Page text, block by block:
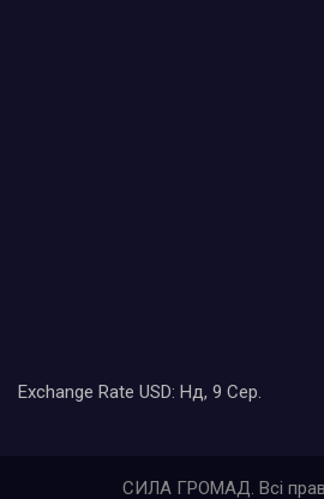
Exchange Rate USD: Нд, 9 Сер.
СИЛА ГРОМАД. Всі